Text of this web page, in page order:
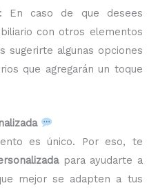
: En caso de que desees
con otros elementos
sugerirte algunas opciones
que agregarán un toque
es único. Por eso, te
para ayudarte a
mejor se adapten a tus